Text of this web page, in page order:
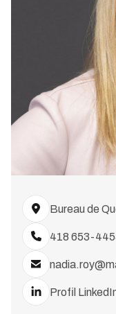
Bureau de
418 653-
Profil